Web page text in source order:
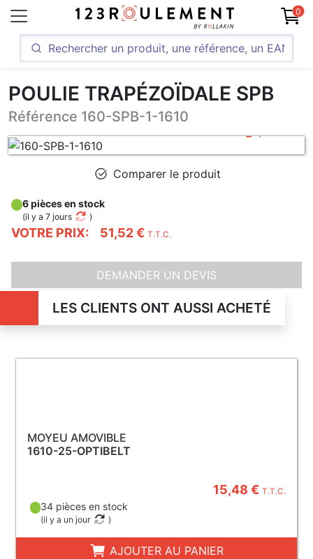
0
POULIE TRAPÉZOÏDALE SPB
Référence 160-SPB-1-1610
Comparer le produit
VOTRE PRIX: 51,52 € T.T.C.
6 pièces en stock
(il y a 7 jours )
DEMANDER UN DEVIS
LES CLIENTS ONT AUSSI ACHETÉ
MOYEU AMOVIBLE
1610-25-OPTIBELT
15,48 €T.T.C.
34 pièces en stock
(il y a un jour )
AJOUTER AU PANIER